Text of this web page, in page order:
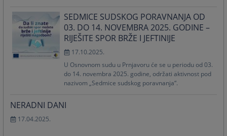
SEDMICE SUDSKOG PORAVNANJA OD
03. DO 14. NOVEMBRA 2025. GODINE –
RIJEŠITE SPOR BRŽE I JEFTINIJE
17.10.2025.
U Osnovnom sudu u Prnjavoru će se u periodu od 03.
do 14. novembra 2025. godine, održati aktivnost pod
nazivom „Sedmice sudskog poravnanja“.
NERADNI DANI
17.04.2025.